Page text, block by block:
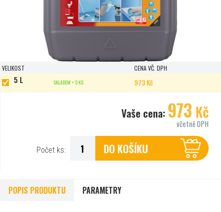
VELIKOST CENA VČ. DPH
5 L SKLADEM < 5 KS 973 Kč
Vaše cena:973 Kč
včetně DPH
Počet ks: DO KOŠÍKU
POPIS PRODUKTU PARAMETRY